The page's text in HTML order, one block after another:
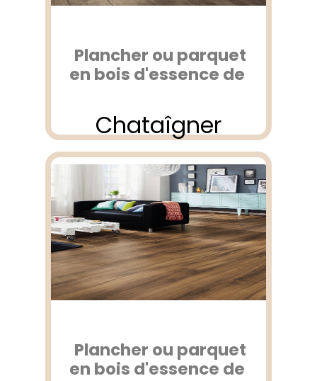
Plancher ou parquet
en bois d'essence de
Chataîgner
Plancher ou parquet
en bois d'essence de